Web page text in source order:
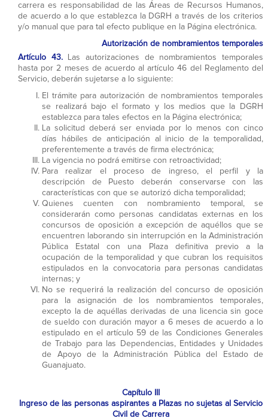
carrera es responsabilidad de las Áreas de Recursos Humanos,
de acuerdo a lo que establezca la DGRH a través de los criterios
y/o manual que para tal efecto publique en la Página electrónica.
Autorización de nombramientos temporales
Artículo 43.Las autorizaciones de nombramientos temporales
hasta por 2 meses de acuerdo al artículo 46 del Reglamento del
Servicio, deberán sujetarse a lo siguiente:
El trámite para autorización de nombramientos temporales
se realizará bajo el formato y los medios que la DGRH
establezca para tales efectos en la Página electrónica;
La solicitud deberá ser enviada por lo menos con cinco
días hábiles de anticipación al inicio de la temporalidad,
preferentemente a través de firma electrónica;
La vigencia no podrá emitirse con retroactividad;
Para realizar el proceso de ingreso, el perfil y la
descripción de Puesto deberán conservarse con las
características con que se autorizó dicha temporalidad;
Quienes cuenten con nombramiento temporal, se
considerarán como personas candidatas externas en los
concursos de oposición a excepción de aquéllos que se
encuentren laborando sin interrupción en la Administración
Pública Estatal con una Plaza definitiva previo a la
ocupación de la temporalidad y que cubran los requisitos
estipulados en la convocatoria para personas candidatas
internas; y
No se requerirá la realización del concurso de oposición
para la asignación de los nombramientos temporales,
excepto la de aquéllas derivadas de una licencia sin goce
de sueldo con duración mayor a 6 meses de acuerdo a lo
estipulado en el artículo 59 de las Condiciones Generales
de Trabajo para las Dependencias, Entidades y Unidades
de Apoyo de la Administración Pública del Estado de
Guanajuato.
Capítulo III
Ingreso de las personas aspirantes a Plazas no sujetas al Servicio
Civil de Carrera